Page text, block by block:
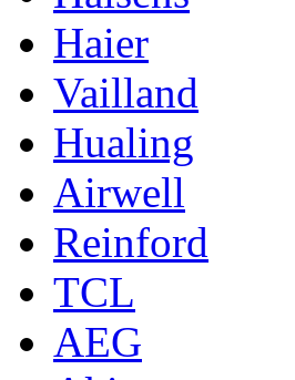
Haier
Vailland
Hualing
Airwell
Reinford
TCL
AEG